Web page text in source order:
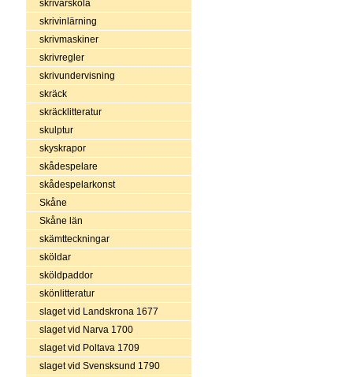
skrivarskola
skrivinlärning
skrivmaskiner
skrivregler
skrivundervisning
skräck
skräcklitteratur
skulptur
skyskrapor
skådespelare
skådespelarkonst
Skåne
Skåne län
skämtteckningar
sköldar
sköldpaddor
skönlitteratur
slaget vid Landskrona 1677
slaget vid Narva 1700
slaget vid Poltava 1709
slaget vid Svensksund 1790